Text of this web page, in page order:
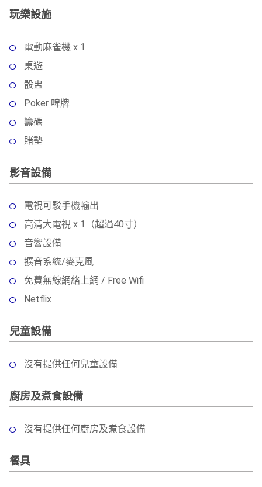
玩樂設施
電動麻雀機 x 1
桌遊
骰盅
Poker 啤牌
籌碼
賭墊
影音設備
電視可駁手機輸出
高清大電視 x 1（超過40寸）
音響設備
擴音系統/麥克風
免費無線網絡上網 / Free Wifi
Netflix
兒童設備
沒有提供任何兒童設備
廚房及煮食設備
沒有提供任何廚房及煮食設備
餐具